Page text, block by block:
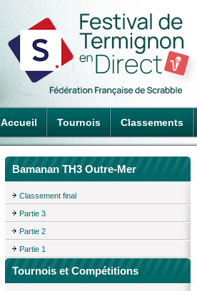
Accueil Tournois Classements
Bamanan TH3 Outre-Mer
Classement final
Partie 3
Partie 2
Partie 1
Tournois et Compétitions